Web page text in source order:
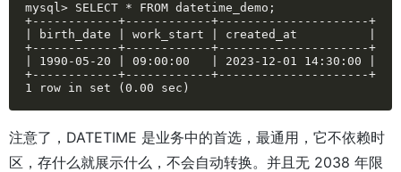
mysql> SELECT * FROM datetime_demo;
+------------+------------+---------------------+
| birth_date | work_start | created_at          |
+------------+------------+---------------------+
| 1990-05-20 | 09:00:00   | 2023-12-01 14:30:00 |
+------------+------------+---------------------+
1 row in set (0.00 sec)
注意了，DATETIME 是业务中的首选， 最通用，它不依赖时
区，存什么就展示什么，不会自动转换。并且无 2038 年限